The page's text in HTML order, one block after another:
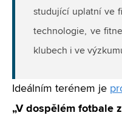
studující uplatní ve
technologie, ve
klubech i ve
Ideálním terénem je
„V dospělém fotbale